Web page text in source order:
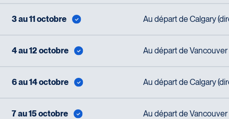
3 au 11 octobre Au départ de Calgary
4 au 12 octobre Au départ de
6 au 14 octobre Au départ de Calgary
7 au 15 octobre Au départ de